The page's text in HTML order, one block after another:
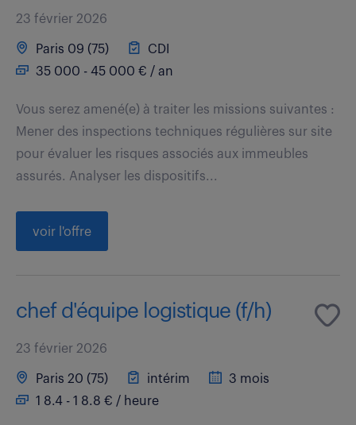
23 février 2026
Paris 09 (75)
CDI
35 000 - 45 000 € / an
Vous serez amené(e) à traiter les missions suivantes :
Mener des inspections techniques régulières sur site
pour évaluer les risques associés aux immeubles
assurés. Analyser les dispositifs...
voir l'offre
chef d'équipe logistique (f/h)
23 février 2026
Paris 20 (75) intérim
3 mois
1 8.4 - 1 8.8 € / heure